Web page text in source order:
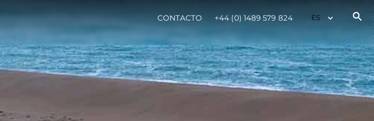
CONTACTO +44 (0) 1489 579 824